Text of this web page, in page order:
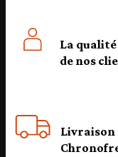
La
de nos
Livraison